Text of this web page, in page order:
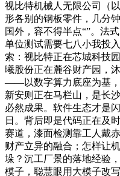
视比特机械人无限公司（
形各别的钢板零件，几分
国外，容不得半点“”。法
单位测试需要七八小我投
索：视比特正在芯城科技
曦股份正在麓谷财产园，
——以数字算力底座为基，
新安则正在马栏山，是长
必然成果。软件生态才是
日。背后即是代码正在及
赛道，漆面检测靠工人戴
财产立异的融合；怎样让
垛？沉工厂景的落地经验
模子，聪慧眼用大模子改